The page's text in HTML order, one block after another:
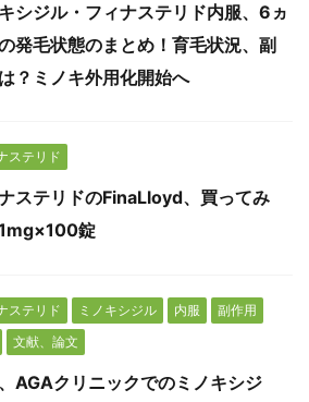
シジル・フィナステリド内服、6ヵ
発毛状態のまとめ！育毛状況、副
？ミノキ外用化開始へ
ステリド
ステリドのFinaLloyd、買ってみ
錠
ステリド ミノキシジル 内服
副作用
文献、論文
AGAクリニックでのミノキシジ